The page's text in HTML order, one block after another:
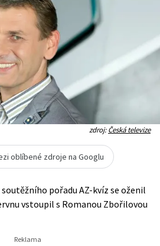
zdroj:Česká televize
oblíbené zdroje na Googlu
pořadu AZ-kvíz se oženil
vstoupil s Romanou Zbořilovou